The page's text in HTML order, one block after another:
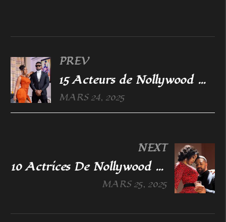
PREV
15 Acteurs de Nollywood Avec leur épouse dans la vie réelle
MARS 24, 2025
NEXT
10 Actrices De Nollywood Marié Des hommes fortunés
MARS 25, 2025